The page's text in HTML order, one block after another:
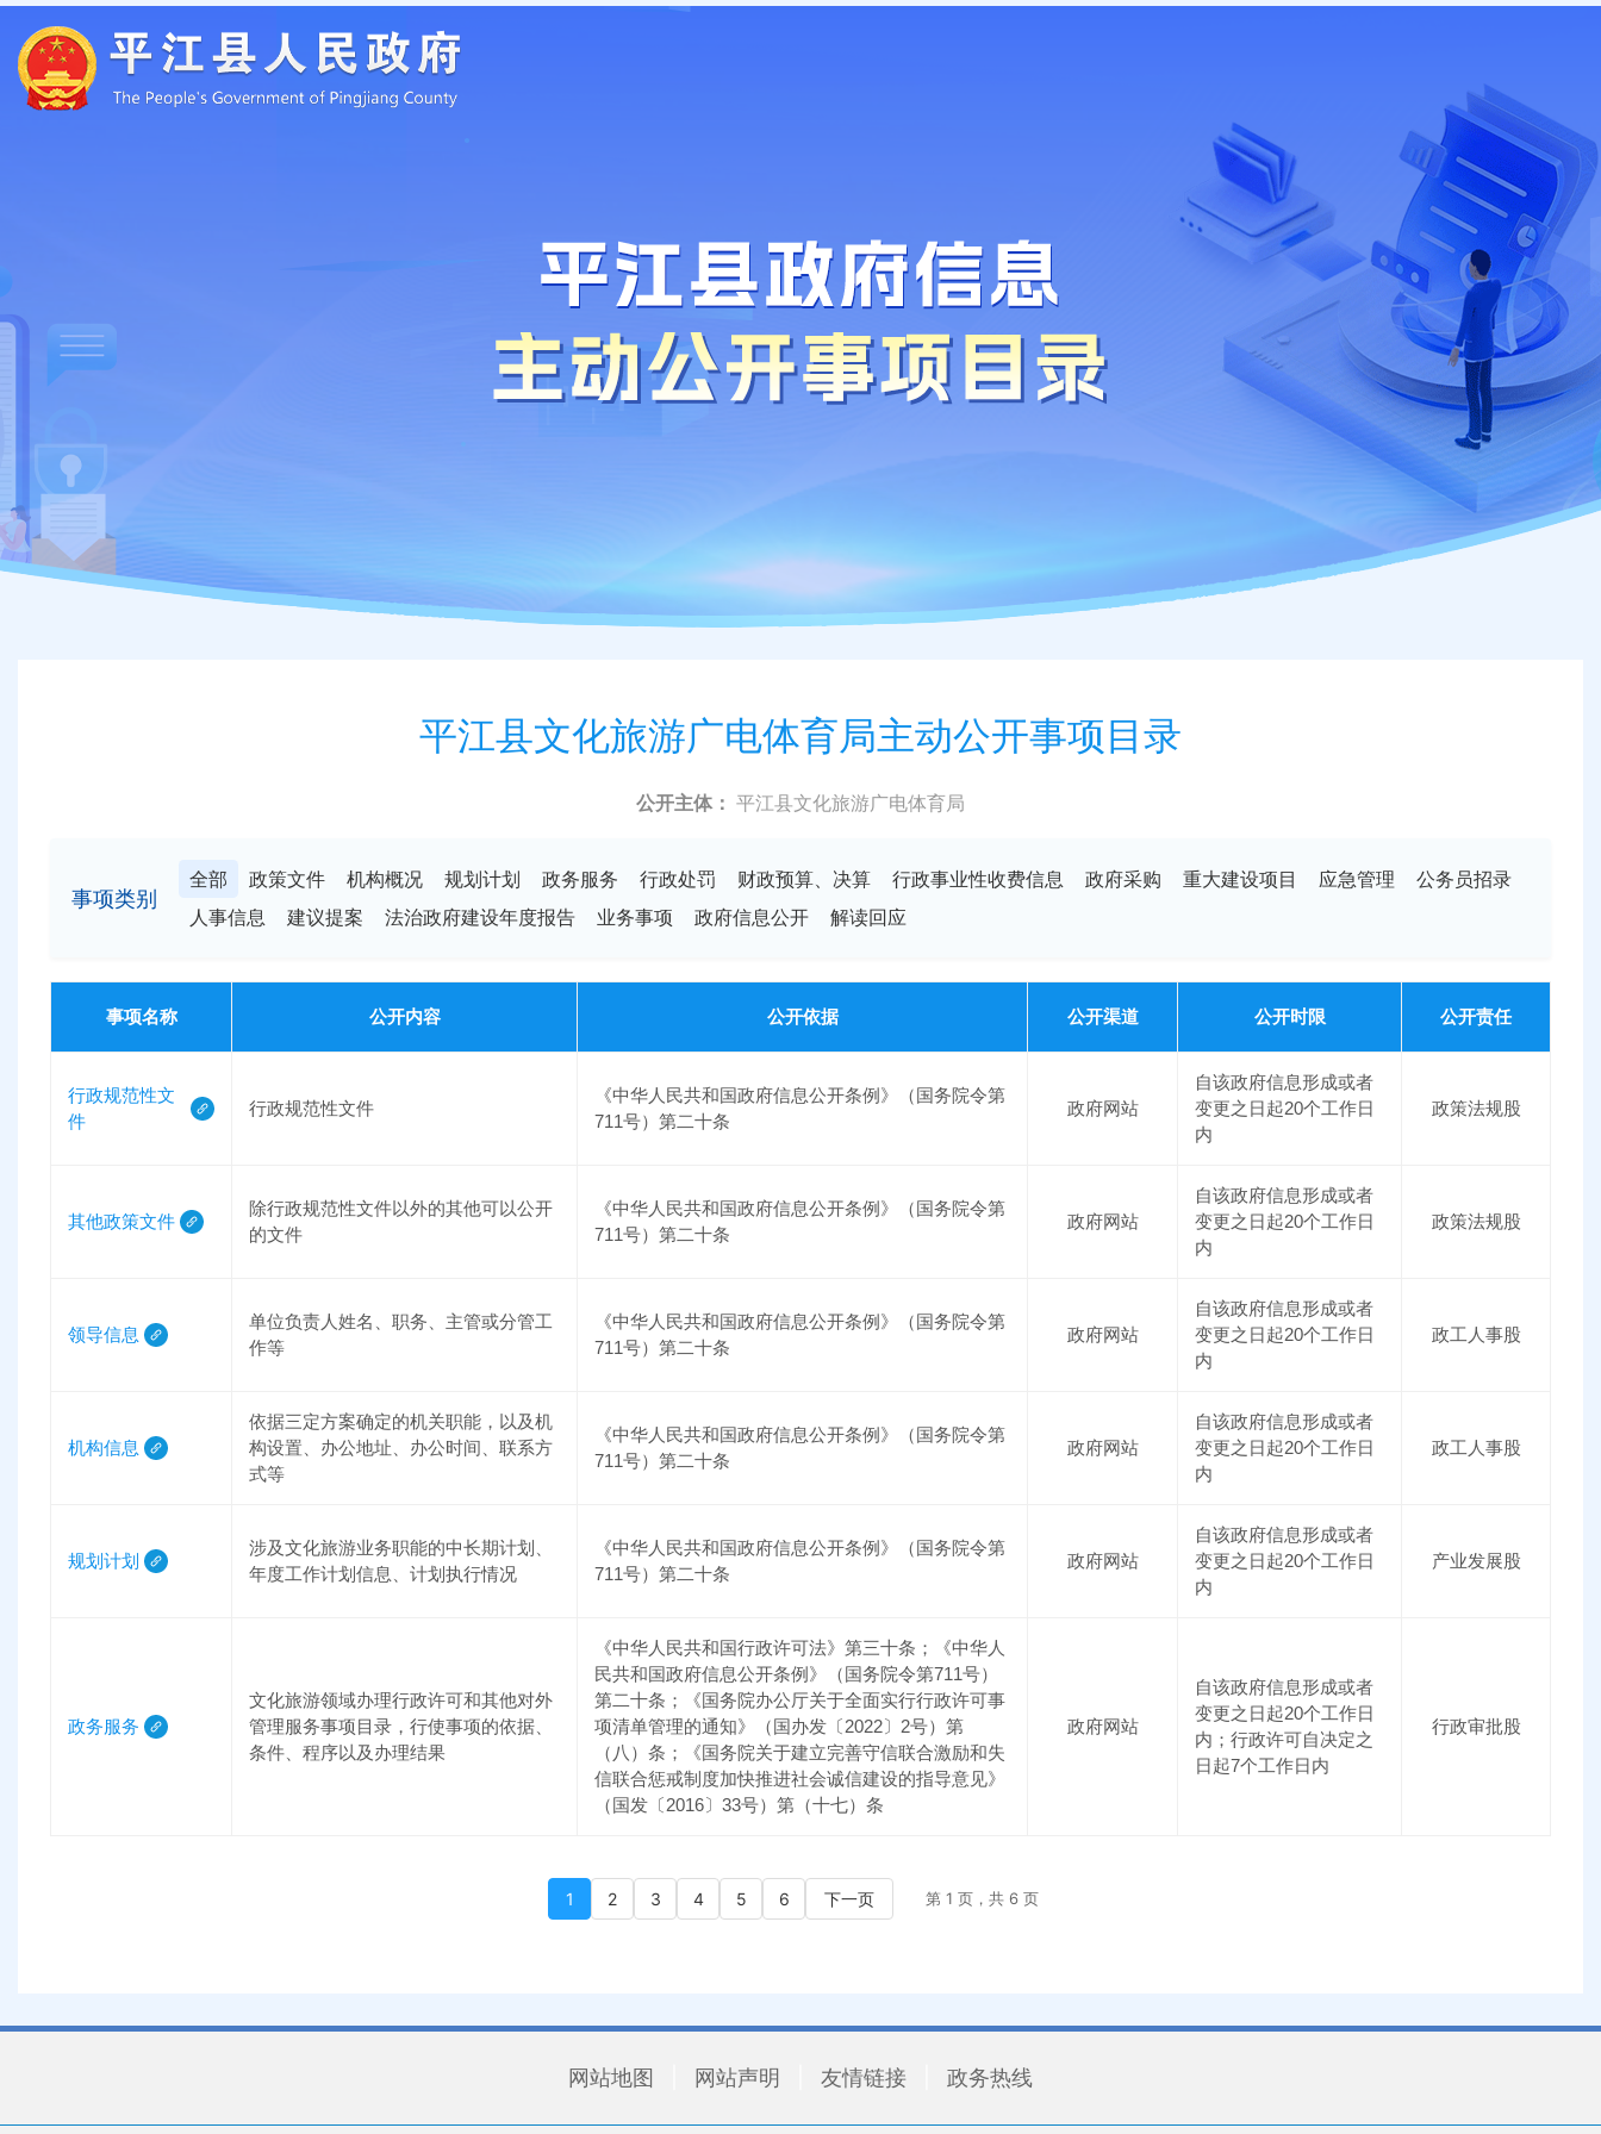
平江县文化旅游广电体育局主动公开事项目录
公开主体： 平江县文化旅游广电体育局
事项类别
全部 政策文件 机构概况 规划计划 政务服务 行政处罚 财政预算、决算 行政事业性收费信息 政府采购 重大建设项目 应急管理
公务员招录
人事信息
建议提案 法治政府建设年度报告 业务事项 政府信息公开 解读回应
事项名称 公开内容 公开依据 公开渠道 公开时限 公开责任
行政规范性文
件
行政规范性文件
《中华人民共和国政府信息公开条例》（国务院令第
711号）第二十条
政府网站
自该政府信息形成或者
变更之日起20个工作日
内
政策法规股
其他政策文件
除行政规范性文件以外的其他可以公开
的文件
《中华人民共和国政府信息公开条例》（国务院令第
711号）第二十条
政府网站
自该政府信息形成或者
变更之日起20个工作日
内
政策法规股
领导信息
单位负责人姓名、职务、主管或分管工
作等
《中华人民共和国政府信息公开条例》（国务院令第
711号）第二十条
政府网站
自该政府信息形成或者
变更之日起20个工作日
内
政工人事股
机构信息
依据三定方案确定的机关职能，以及机
构设置、办公地址、办公时间、联系方
式等
《中华人民共和国政府信息公开条例》（国务院令第
711号）第二十条
政府网站
自该政府信息形成或者
变更之日起20个工作日
内
政工人事股
规划计划
涉及文化旅游业务职能的中长期计划、
年度工作计划信息、计划执行情况
《中华人民共和国政府信息公开条例》（国务院令第
711号）第二十条
政府网站
自该政府信息形成或者
变更之日起20个工作日
内
产业发展股
政务服务
文化旅游领域办理行政许可和其他对外
管理服务事项目录，行使事项的依据、
条件、程序以及办理结果
《中华人民共和国行政许可法》第三十条；《中华人
民共和国政府信息公开条例》（国务院令第711号）
第二十条；《国务院办公厅关于全面实行行政许可事
项清单管理的通知》（国办发〔2022〕2号）第
（八）条；《国务院关于建立完善守信联合激励和失
信联合惩戒制度加快推进社会诚信建设的指导意见》
（国发〔2016〕33号）第（十七）条
政府网站
自该政府信息形成或者
变更之日起20个工作日
内；行政许可自决定之
日起7个工作日内
行政审批股
1 2 3 4 5 6 下一页 第 1 页，共 6 页
网站地图 网站声明 友情链接 政务热线